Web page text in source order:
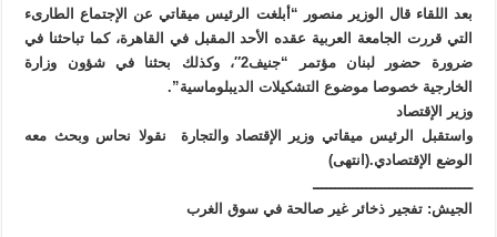
بعد اللقاء قال الوزير منصور “أبلغت الرئيس ميقاتي عن الإجتماع الطارىء
التي قررت الجامعة العربية عقده الأحد المقبل في القاهرة، كما تباحثنا في
ضرورة حضور لبنان مؤتمر “جنيف2″، وكذلك بحثنا في شؤون وزارة
الخارجية خصوصا موضوع التشكيلات الديبلوماسية”.
وزير الإقتصاد
واستقبل الرئيس ميقاتي وزير الإقتصاد والتجارة نقولا نحاس وبحث معه
الوضع الإقتصادي.(انتهى)
ــــــــــــــــــــــــــــــــــــ
الجيش: تفجير ذخائر غير صالحة في سوق الغرب